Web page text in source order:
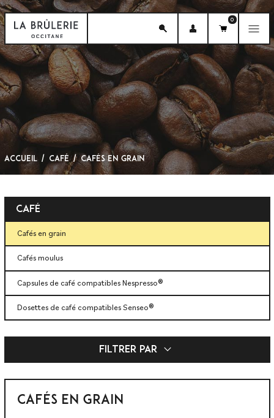
menu
0
Accueil Café Cafés en grain
Café
Cafés en grain
Cafés moulus
Capsules de café compatibles Nespresso®
Dosettes de café compatibles Senseo®
Filtrer par expand_more
CAFÉS EN GRAIN